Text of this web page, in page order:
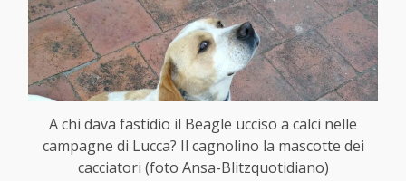
A chi dava fastidio il Beagle ucciso a calci nelle
campagne di Lucca? Il cagnolino la mascotte dei
cacciatori (foto Ansa-Blitzquotidiano)